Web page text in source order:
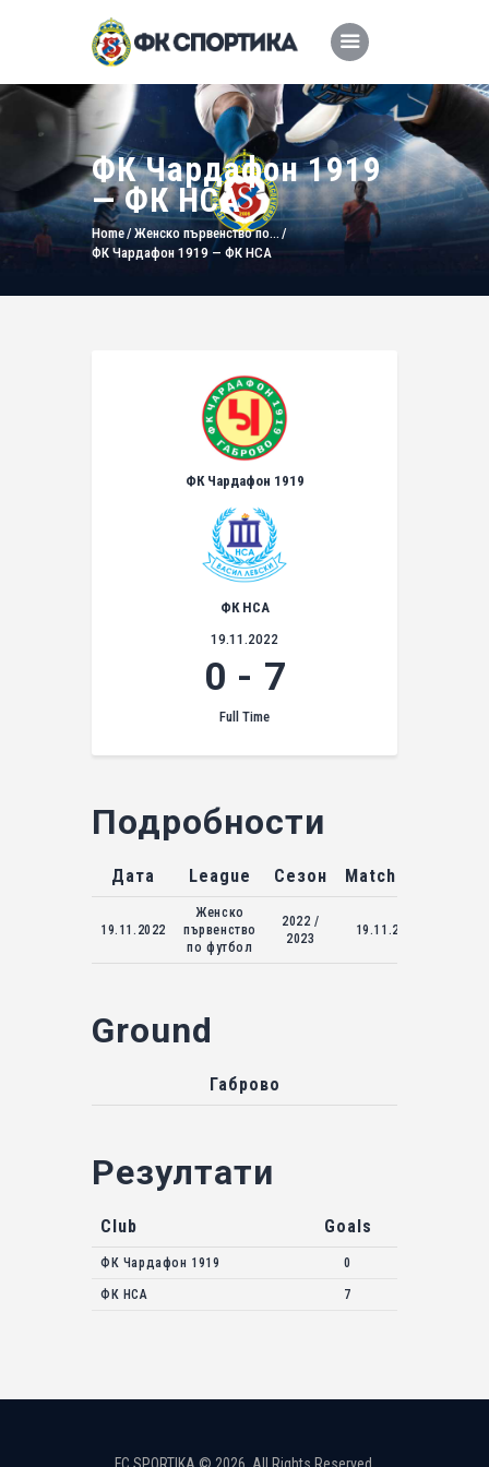
ФК Чардафон 1919
— ФК НСА
Home Женско първенство по...
ФК Чардафон 1919 — ФК НСА
ФК Чардафон 1919
ФК НСА
19.11.2022
0 - 7
Full Time
Подробности
Дата League Сезон Match Day
19.11.2022
Женско
първенство
по футбол
2022 /
2023
19.11.2022
Ground
Габрово
Резултати
Club Goals
ФК Чардафон 1919 0
ФК НСА 7
FC SPORTIKA © 2026. All Rights Reserved.